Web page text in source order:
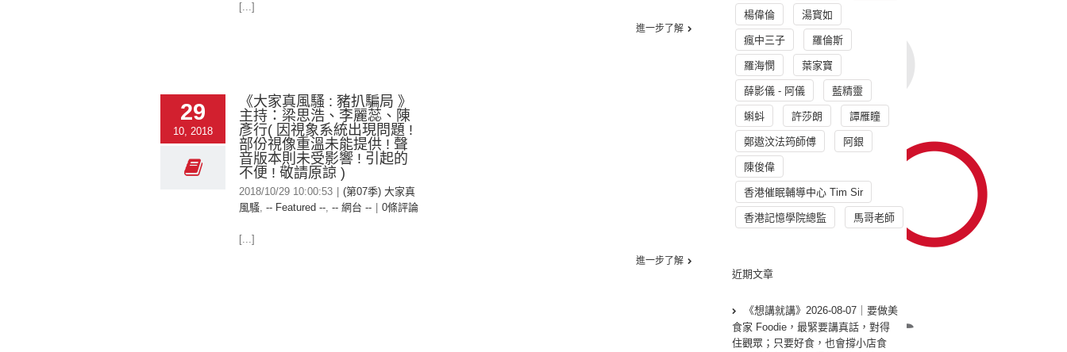
[...]
進一步了解
29
10, 2018
《大家真風騷 : 豬扒騙局 》
主持：梁思浩、李麗蕊、陳
彥行( 因視象系統出現問題 !
部份視像重溫未能提供 ! 聲
音版本則未受影響 ! 引起的
不便 ! 敬請原諒 )
2018/10/29 10:00:53
(第07季) 大家真
風騷, -- Featured --, -- 網台 -- 0條評論
[...]
進一步了解
楊偉倫 湯寳如
瘋中三子 羅倫斯
羅海憫 葉家寶
薛影儀 - 阿儀 藍精靈
蝌蚪 許莎朗 譚雁瞳
鄭遨汶法筠師傅 阿銀
陳俊偉
香港催眠輔導中心 Tim Sir
香港記憶學院總監 馬哥老師
近期文章
《想講就講》2026-08-07｜要做美
食家 Foodie，最緊要講真話，對得
住觀眾；只要好食，也會撐小店食